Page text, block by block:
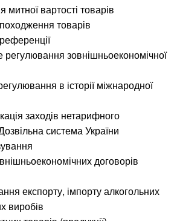
вартості товарів
товарів
зовнішньоекономічної
в історії міжнародної
заходів нетарифного
система України
договорів
експорту, імпорту алкогольних
виробів